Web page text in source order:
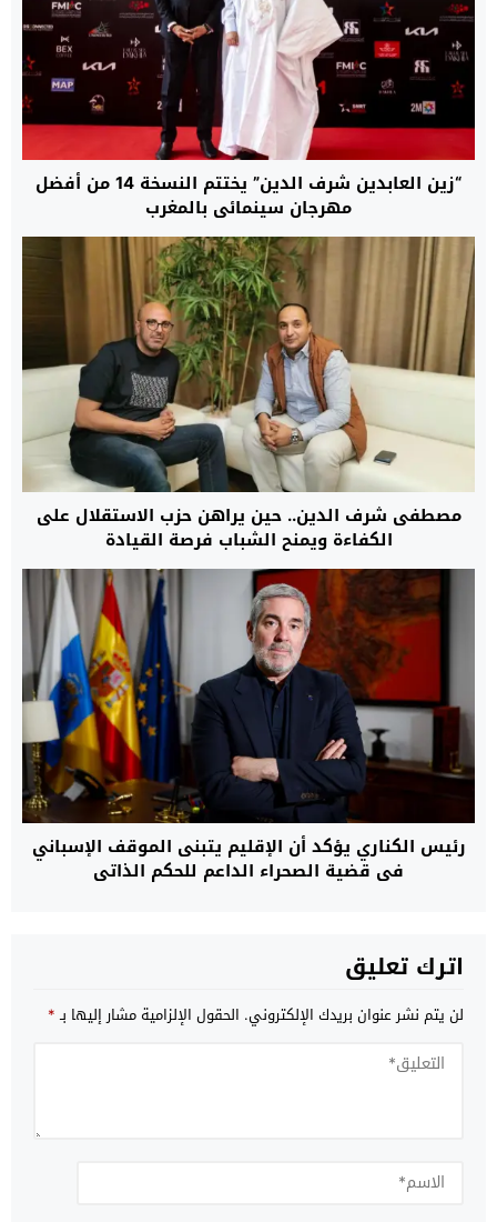
“زين العابدين شرف الدين” يختتم النسخة 14 من أفضل
مهرجان سينمائي بالمغرب
مصطفى شرف الدين.. حين يراهن حزب الاستقلال على
الكفاءة ويمنح الشباب فرصة القيادة
رئيس الكناري يؤكد أن الإقليم يتبنى الموقف الإسباني
في قضية الصحراء الداعم للحكم الذاتي
اترك تعليق
لن يتم نشر عنوان بريدك الإلكتروني. الحقول الإلزامية مشار إليها بـ*